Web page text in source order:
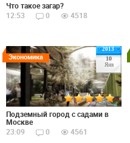
Что такое загар?
12:53
0 4518
2013
10
Янв
Экономика
Подземный город с садами в
Москве
23:09
0 4561